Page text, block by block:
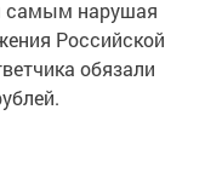
самым нарушая
Российской
обязали